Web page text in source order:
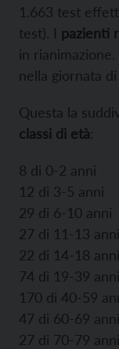
1.663 test
test). I pazienti
in
nella giornata
Questa la
classi di età:
8 di 0-2 anni
12 di 3-5 anni
29 di 6-10 anni
27 di 11-13 anni
22 di 14-18 anni
74 di 19-39 anni
170 di 40-59
47 di 60-69 anni
27 di 70-79